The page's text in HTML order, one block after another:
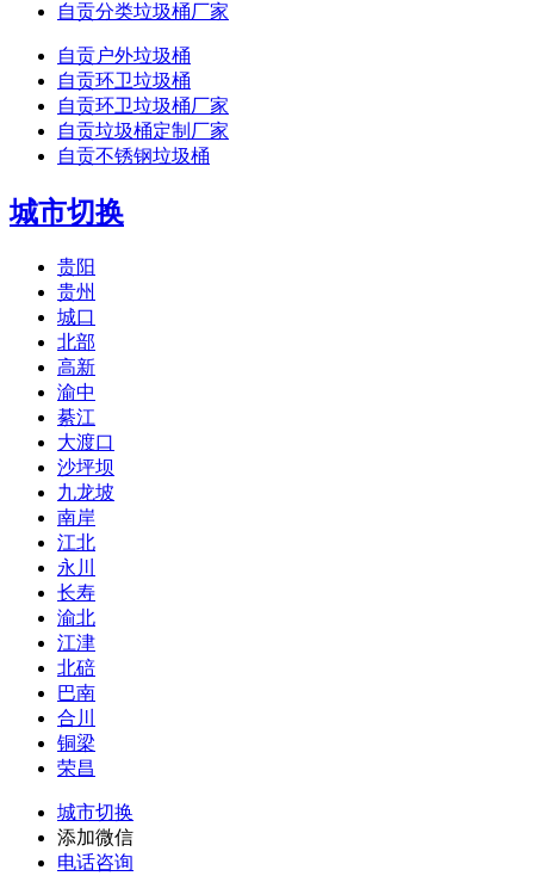
自贡分类垃圾桶厂家
自贡户外垃圾桶
自贡环卫垃圾桶
自贡环卫垃圾桶厂家
自贡垃圾桶定制厂家
自贡不锈钢垃圾桶
城市切换
贵阳
贵州
城口
北部
高新
渝中
綦江
大渡口
沙坪坝
九龙坡
南岸
江北
永川
长寿
渝北
江津
北碚
巴南
合川
铜梁
荣昌
城市切换
添加微信
电话咨询